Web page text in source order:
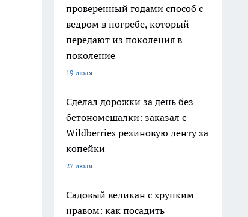
проверенный годами способ с
ведром в погребе, который
передают из поколения в
поколение
19 июля
Сделал дорожки за день без
бетономешалки: заказал с
Wildberries резиновую ленту за
копейки
27 июля
Садовый великан с хрупким
нравом: как посадить